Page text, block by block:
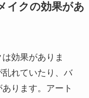
イクの効果があ
効果がありま
れていたり、バ
ります。アート